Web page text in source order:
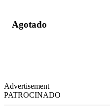
Agotado
Advertisement
PATROCINADO